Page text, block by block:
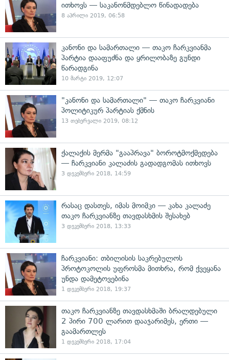
ითხოვს — საკანონმდებლო წინადადება
8 აპრილი 2019, 06:58
კანონი და სამართალი — თაკო ჩარკვიანმა
პარტია დააფუძნა და ყრილობაზე გუნდი
წარადგინა
10 მარტი 2019, 12:07
"კანონი და სამართალი" — თაკო ჩარკვიანი
პოლიტიკურ პარტიას ქმნის
13 თებერვალი 2019, 08:12
ქალაქის მერმა "გააპრავა" ბოროტმოქმედება
— ჩარკვიანი კალაძის გადადგომას ითხოვს
3 დეკემბერი 2018, 14:59
რასაც დასთეს, იმას მოიმკი — კახა კალაძე
თაკო ჩარკვიანზე თავდასხმის შესახებ
3 დეკემბერი 2018, 13:33
ჩარკვიანი: თბილისის საკრებულოს
პროტოკოლის უფროსმა მითხრა, რომ ქვეყანა
უნდა დამეტოვებინა
1 დეკემბერი 2018, 19:37
თაკო ჩარკვიანზე თავდასხმაში ბრალდებული
2 პირი 700 ლარით დააჯარიმეს, ერთი —
გაამართლეს
1 დეკემბერი 2018, 17:04